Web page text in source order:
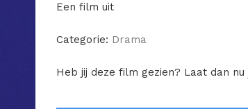
Een film uit
Categorie: Drama
Heb jij deze film gezien? Laat dan nu